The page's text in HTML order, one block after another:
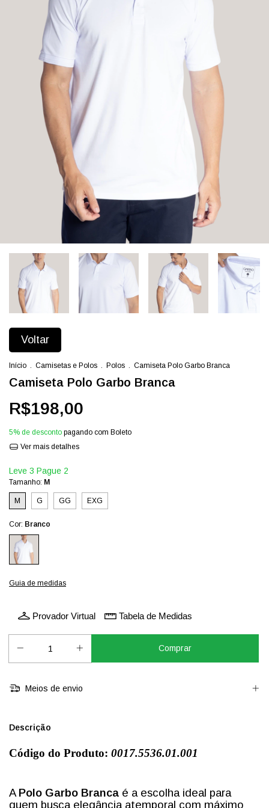
Voltar
Início . Camisetas e Polos . Polos . Camiseta Polo Garbo Branca
Camiseta Polo Garbo Branca
R$198,00
5% de desconto pagando com Boleto
Ver mais detalhes
Leve 3 Pague 2
Tamanho: M
M G GG EXG
Cor: Branco
Guia de medidas
Provador Virtual Tabela de Medidas
Meios de envio
Descrição
Código do Produto: 0017.5536.01.001
APolo Garbo Branca é a escolha ideal para
quem busca elegância atemporal com máximo